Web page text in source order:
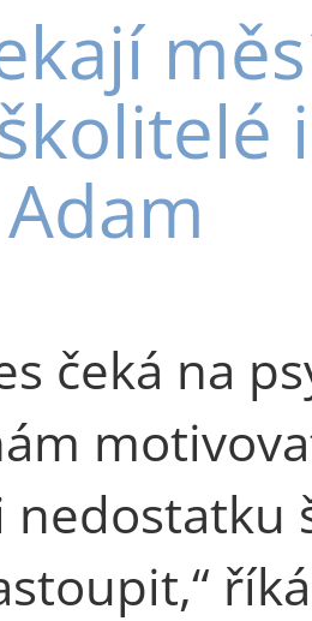
čeká na